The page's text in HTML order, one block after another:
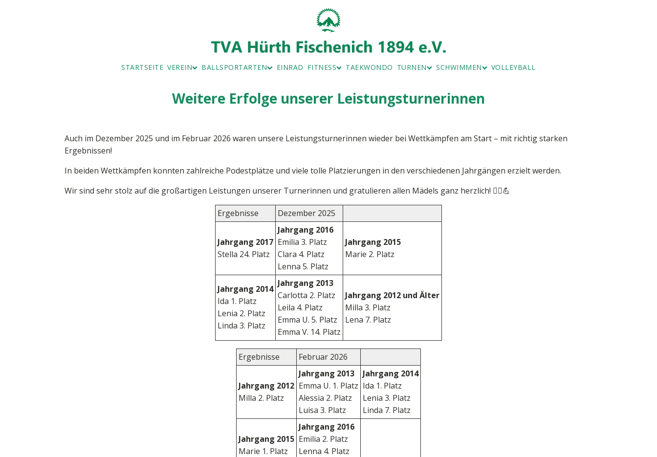
STARTSEITE VEREIN
IMPRESSUM
MITGLIEDSANTRAG
BALLSPORTARTEN EINRAD FITNESS TAEKWONDO TURNEN SCHWIMMEN VOLLEYBALL
Weitere Erfolge unserer Leistungsturnerinnen
Auch im Dezember 2025 und im Februar 2026 waren unsere Leistungsturnerinnen wieder bei Wettkämpfen am Start – mit richtig starken
Ergebnissen!
In beiden Wettkämpfen konnten zahlreiche Podestplätze und viele tolle Platzierungen in den verschiedenen Jahrgängen erzielt werden.
Wir sind sehr stolz auf die großartigen Leistungen unserer Turnerinnen und gratulieren allen Mädels ganz herzlich! 🤸‍♀️💪
Ergebnisse Dezember 2025
Jahrgang 2017
Stella 24. Platz
Jahrgang 2016
Emilia 3. Platz
Clara 4. Platz
Lenna 5. Platz
Jahrgang 2015
Marie 2. Platz
Jahrgang 2014
Ida 1. Platz
Lenia 2. Platz
Linda 3. Platz
Jahrgang 2013
Carlotta 2. Platz
Leila 4. Platz
Emma U. 5. Platz
Emma V. 14. Platz
Jahrgang 2012 und Älter
Milla 3. Platz
Lena 7. Platz
Ergebnisse Februar 2026
Jahrgang 2012
Milla 2. Platz
Jahrgang 2013
Emma U. 1. Platz
Alessia 2. Platz
Luisa 3. Platz
Jahrgang 2014
Ida 1. Platz
Lenia 3. Platz
Linda 7. Platz
Jahrgang 2015
Marie 1. Platz
Jahrgang 2016
Emilia 2. Platz
Lenna 4. Platz